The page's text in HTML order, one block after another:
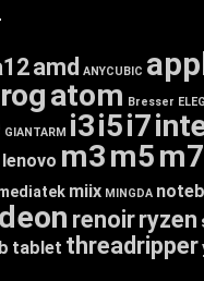
amd ANYCUBIC
atom Bresser
GIANTARM i3i5i7
lenovo m3m5m7
miix MINGDA
renoirryzen
tablet threadripper